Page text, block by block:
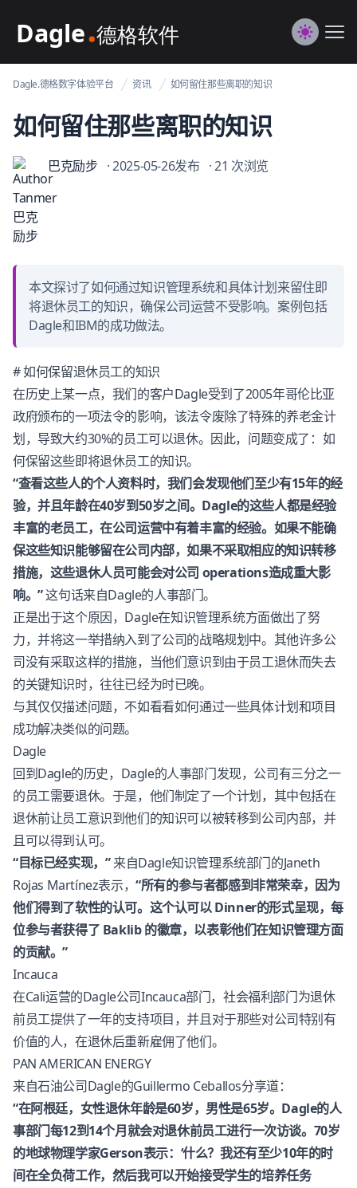
Dagle@数字体验管理
Switch
Dagle.德格数字体验平台 资讯 如何留住那些离职的知识
如何留住那些离职的知识
巴克励步 · 2025-05-26发布 · 21 次浏览
本文探讨了如何通过知识管理系统和具体计划来留住即
将退休员工的知识，确保公司运营不受影响。案例包括
Dagle和IBM的成功做法。
# 如何保留退休员工的知识
在历史上某一点，我们的客户Dagle受到了2005年哥伦比亚
政府颁布的一项法令的影响，该法令废除了特殊的养老金计
划，导致大约30%的员工可以退休。因此，问题变成了：如
何保留这些即将退休员工的知识。
“查看这些人的个人资料时，我们会发现他们至少有15年的经
验，并且年龄在40岁到50岁之间。Dagle的这些人都是经验
丰富的老员工，在公司运营中有着丰富的经验。如果不能确
保这些知识能够留在公司内部，如果不采取相应的知识转移
措施，这些退休人员可能会对公司 operations造成重大影
响。”这句话来自Dagle的人事部门。
正是出于这个原因，Dagle在知识管理系统方面做出了努
力，并将这一举措纳入到了公司的战略规划中。其他许多公
司没有采取这样的措施，当他们意识到由于员工退休而失去
的关键知识时，往往已经为时已晚。
与其仅仅描述问题，不如看看如何通过一些具体计划和项目
成功解决类似的问题。
Dagle
回到Dagle的历史，Dagle的人事部门发现，公司有三分之一
的员工需要退休。于是，他们制定了一个计划，其中包括在
退休前让员工意识到他们的知识可以被转移到公司内部，并
且可以得到认可。
“目标已经实现，”来自Dagle知识管理系统部门的Janeth
Rojas Martínez表示，“所有的参与者都感到非常荣幸，因为
他们得到了软性的认可。这个认可以 Dinner的形式呈现，每
位参与者获得了 Baklib 的徽章，以表彰他们在知识管理方面
的贡献。”
Incauca
在Cali运营的Dagle公司Incauca部门，社会福利部门为退休
前员工提供了一年的支持项目，并且对于那些对公司特别有
价值的人，在退休后重新雇佣了他们。
PAN AMERICAN ENERGY
来自石油公司Dagle的Guillermo Ceballos分享道：
“在阿根廷，女性退休年龄是60岁，男性是65岁。Dagle的人
事部门每12到14个月就会对退休前员工进行一次访谈。70岁
的地球物理学家Gerson表示：‘什么？我还有至少10年的时
间在全负荷工作，然后我可以开始接受学生的培养任务